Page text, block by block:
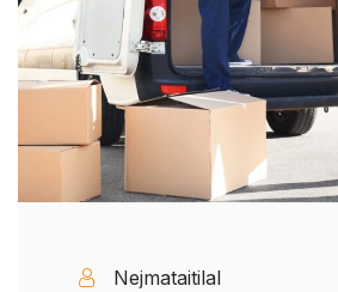
Nejmataitilal